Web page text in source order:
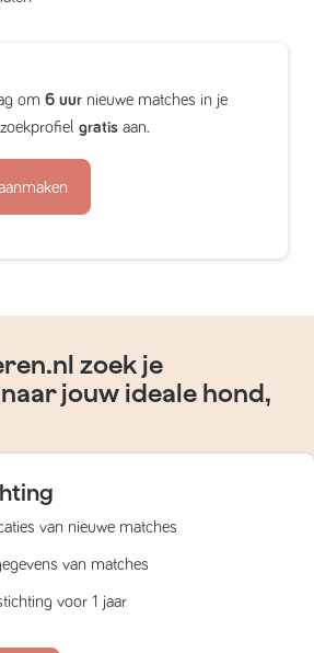
om 6 uur nieuwe matches in je
gratis aan.
zoek je
jouw ideale hond,
van nieuwe matches
van matches
voor 1 jaar